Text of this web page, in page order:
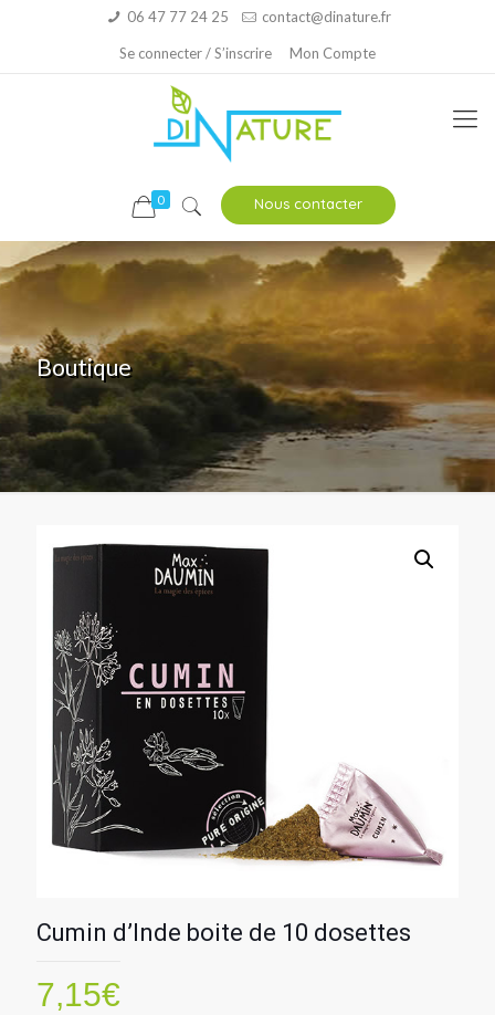
06 47 77 24 25 contact@dinature.fr
Se connecter / S’inscrire Mon Compte
0 Nous contacter
Boutique
Cumin d’Inde boite de 10 dosettes
7,15€